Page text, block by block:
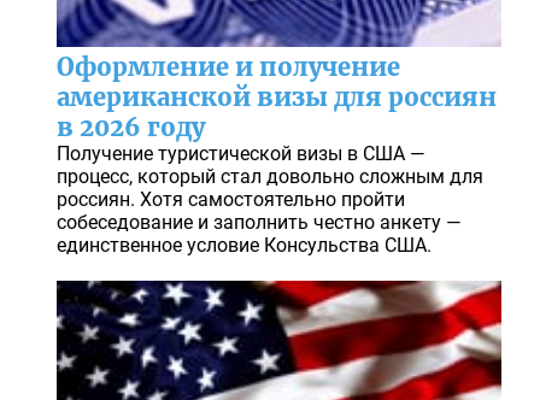
Оформление и получение
американской визы для россиян
в 2026 году
Получение туристической визы в США —
процесс, который стал довольно сложным для
россиян. Хотя самостоятельно пройти
собеседование и заполнить честно анкету —
единственное условие Консульства США.